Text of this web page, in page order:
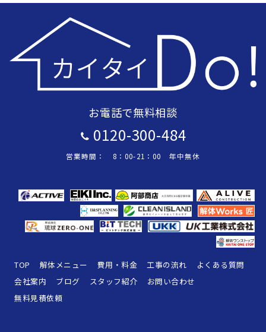
お電話で無料相談
0120-300-484
営業時間： 8：00-21：00 年中無休
TOP 解体メニュー 費用・料金 工事の流れ
よくある質問
会社案内
ブログ スタッフ紹介
お問い合わせ
無料見積依頼